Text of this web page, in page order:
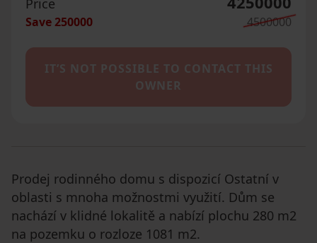
Save 250000 4500000
IT’S NOT POSSIBLE TO CONTACT THIS
OWNER
Prodej rodinného domu s dispozicí Ostatní v
oblasti s mnoha možnostmi využití. Dům se
nachází v klidné lokalitě a nabízí plochu 280 m2
na pozemku o rozloze 1081 m2.